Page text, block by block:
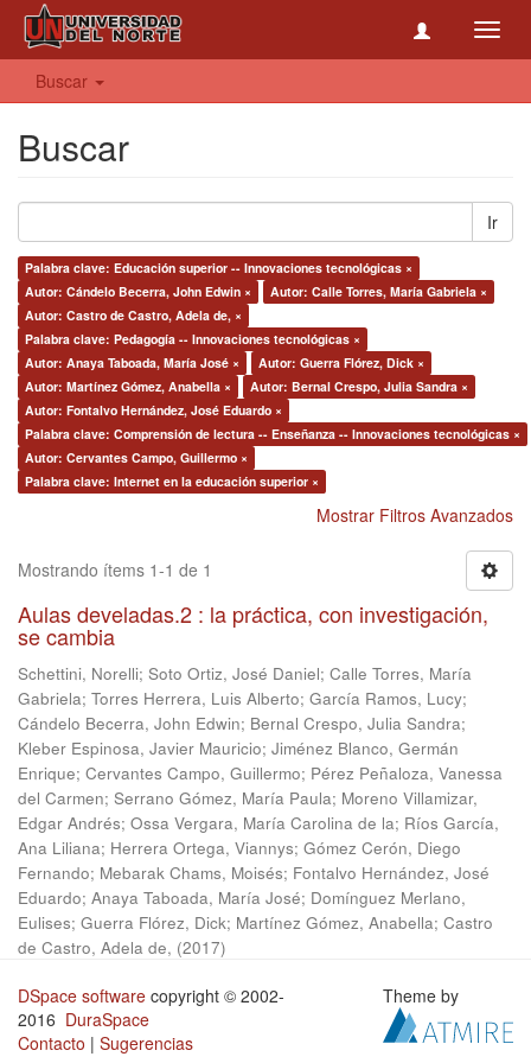
Buscar
Buscar
Ir
Palabra clave: Educación superior -- Innovaciones tecnológicas ×
Autor: Cándelo Becerra, John Edwin ×
Autor: Calle Torres, María Gabriela ×
Autor: Castro de Castro, Adela de, ×
Palabra clave: Pedagogía -- Innovaciones tecnológicas ×
Autor: Anaya Taboada, María José ×
Autor: Guerra Flórez, Dick ×
Autor: Martínez Gómez, Anabella ×
Autor: Bernal Crespo, Julia Sandra ×
Autor: Fontalvo Hernández, José Eduardo ×
Palabra clave: Comprensión de lectura -- Enseñanza -- Innovaciones tecnológicas ×
Autor: Cervantes Campo, Guillermo ×
Palabra clave: Internet en la educación superior ×
Mostrar Filtros Avanzados
Mostrando ítems 1-1 de 1
Aulas develadas.2 : la práctica, con investigación,
se cambia
Schettini, Norelli; Soto Ortiz, José Daniel; Calle Torres, María
Gabriela; Torres Herrera, Luis Alberto; García Ramos, Lucy;
Cándelo Becerra, John Edwin; Bernal Crespo, Julia Sandra;
Kleber Espinosa, Javier Mauricio; Jiménez Blanco, Germán
Enrique; Cervantes Campo, Guillermo; Pérez Peñaloza, Vanessa
del Carmen; Serrano Gómez, María Paula; Moreno Villamizar,
Edgar Andrés; Ossa Vergara, María Carolina de la; Ríos García,
Ana Liliana; Herrera Ortega, Viannys; Gómez Cerón, Diego
Fernando; Mebarak Chams, Moisés; Fontalvo Hernández, José
Eduardo; Anaya Taboada, María José; Domínguez Merlano,
Eulises; Guerra Flórez, Dick; Martínez Gómez, Anabella; Castro
de Castro, Adela de, (2017)
DSpace software copyright © 2002-
2016 DuraSpace
Contacto | Sugerencias
Theme by